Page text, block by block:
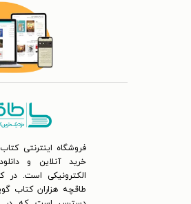
فروشگاه اینترنتی
خرید آنلاین و
الکترونیکی است. در
طاقچه هزاران کتاب